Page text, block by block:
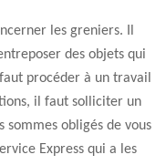
les greniers. Il
des objets qui
procéder à un travail
il faut solliciter un
sommes obligés de vous
Express qui a les